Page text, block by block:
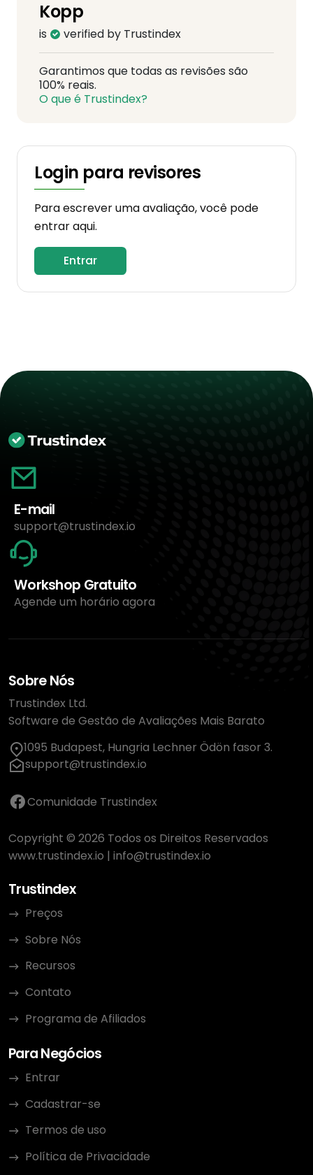
Kopp
is verified by Trustindex
Garantimos que todas as revisões são
100% reais.
O que é Trustindex?
Login para revisores
Para escrever uma avaliação, você pode
entrar aqui.
Entrar
E-mail
support@trustindex.io
Workshop Gratuito
Agende um horário agora
Sobre Nós
Trustindex Ltd.
Software de Gestão de Avaliações Mais Barato
1095 Budapest, Hungria Lechner Ödön fasor 3.
support@trustindex.io
Comunidade Trustindex
Copyright © 2026 Todos os Direitos Reservados
www.trustindex.io | info@trustindex.io
Trustindex
Preços
Sobre Nós
Recursos
Contato
Programa de Afiliados
Para Negócios
Entrar
Cadastrar-se
Termos de uso
Política de Privacidade